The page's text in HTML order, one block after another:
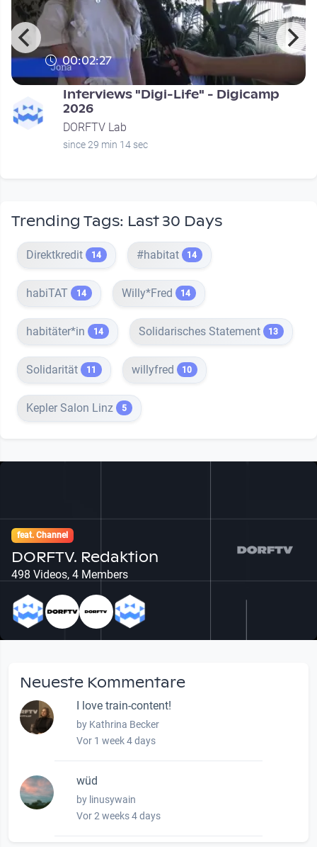
00:02:27
Interviews "Digi-Life" - Digicamp
2026
DORFTV Lab
since 29 min 14 sec
Trending Tags: Last 30 Days
Direktkredit 14 #habitat 14
habiTAT 14 Willy*Fred 14
habitäter*in 14 Solidarisches Statement 13
Solidarität 11 willyfred 10
Kepler Salon Linz 5
feat. Channel
DORFTV. Redaktion
498 Videos, 4 Members
Neueste Kommentare
I love train-content!
by Kathrina Becker
Vor 1 week 4 days
wüd
by linusywain
Vor 2 weeks 4 days